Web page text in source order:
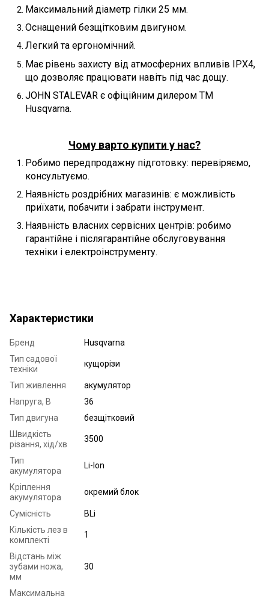
Максимальний діаметр гілки 25 мм.
Оснащений безщітковим двигуном.
Легкий та ергономічний.
Має рівень захисту від атмосферних впливів IPX4,
що дозволяє працювати навіть під час дощу.
JOHN STALEVAR є офіційним дилером ТМ
Husqvarna.
Чому варто купити у нас?
Робимо передпродажну підготовку: перевіряємо,
консультуємо.
Наявність роздрібних магазинів: є можливість
приїхати, побачити і забрати інструмент.
Наявність власних сервісних центрів: робимо
гарантійне і післягарантійне обслуговування
техніки і електроінструменту.
Характеристики
Бренд
Husqvarna
Тип садової
техніки
кущорізи
Тип живлення
акумулятор
Напруга, В
36
Тип двигуна
безщітковий
Швидкість
різання, хід/хв
3500
Тип
акумулятора
Li-Ion
Кріплення
акумулятора
окремий блок
Сумісність
BLi
Кількість лез в
комплекті
1
Відстань між
зубами ножа,
мм
30
Максимальна